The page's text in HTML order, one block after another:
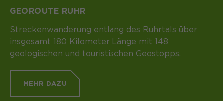
GEOROUTE RUHR
Streckenwanderung entlang des Ruhrtals über
insgesamt 180 Kilometer Länge mit 148
geologischen und touristischen Geostopps.
MEHR DAZU
Speichert den Zustimmungsstatus des
Benutzers für Cookies auf der